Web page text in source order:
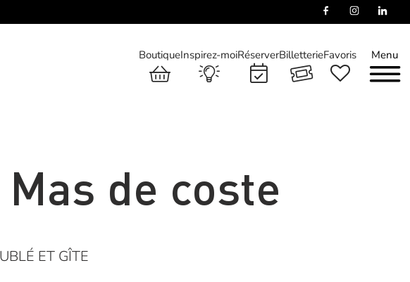
Menu
BoutiqueInspirez-moiRéserverBilletterieFavoris
de coste
ET GÎTE